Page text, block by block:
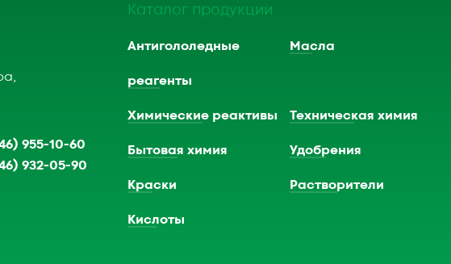
955-10-60
932-05-90
Каталог продукции
Антигололедные
реагенты
Масла
Химические реактивы Техническая химия
Бытовая химия Удобрения
Краски Растворители
Кислоты